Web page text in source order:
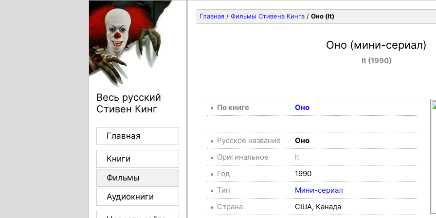
Весь русский
Стивен Кинг
Главная
Книги
Фильмы
Аудиокниги
Главная / Фильмы Стивена Кинга / Оно (It)
Оно (мини-сериал)
It (1990)
По книге Оно
Русское название
Оно
Оригинальное
It
Год
1990
Тип
Мини-сериал
Страна
США, Канада